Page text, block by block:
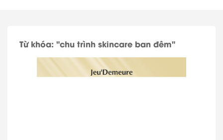
Từ khóa: "chu trình skincare ban đêm"